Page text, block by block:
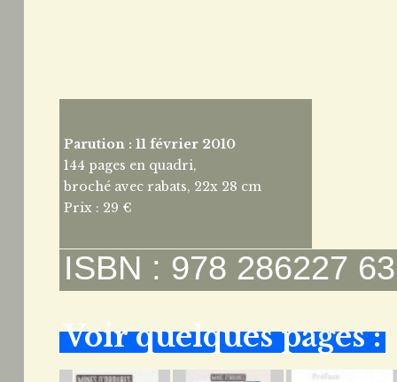
Parution : 11 février 2010
144 pages en quadri,
broché avec rabats, 22x 28 cm
Prix : 29 €
ISBN : 978 286227
Voir quelques pages :